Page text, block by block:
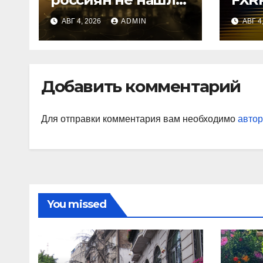
применения
криптовалютам
АВГ 4, 2026 ADMIN АВГ
Добавить комментарий
Для отправки комментария вам необходимо
You missed